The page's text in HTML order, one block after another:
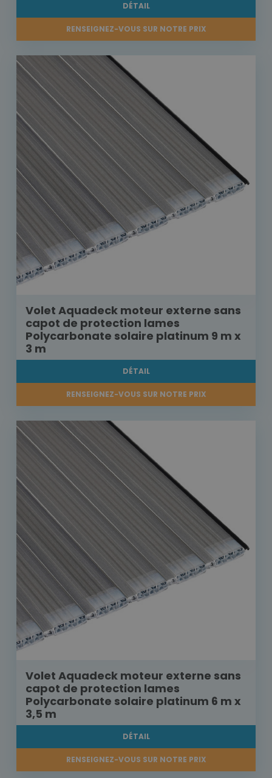
DÉTAIL
RENSEIGNEZ-VOUS SUR NOTRE PRIX
Volet Aquadeck moteur externe sans
capot de protection lames
Polycarbonate solaire platinum 9 m x
3 m
DÉTAIL
RENSEIGNEZ-VOUS SUR NOTRE PRIX
Volet Aquadeck moteur externe sans
capot de protection lames
Polycarbonate solaire platinum 6 m x
3,5 m
DÉTAIL
RENSEIGNEZ-VOUS SUR NOTRE PRIX